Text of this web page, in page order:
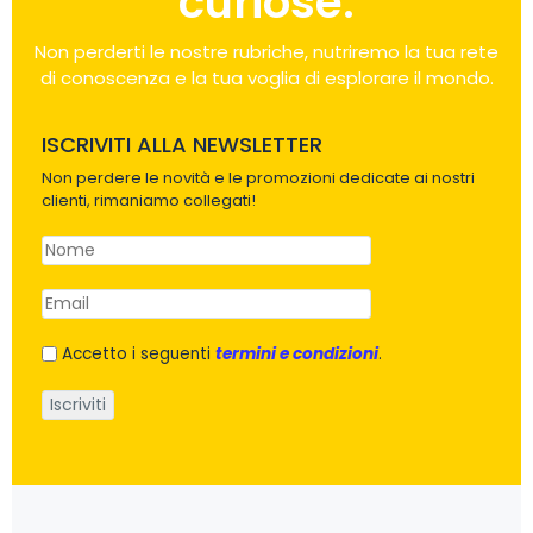
Non perderti le nostre rubriche, nutriremo la tua rete
di conoscenza e la tua voglia di esplorare il mondo.
ISCRIVITI ALLA NEWSLETTER
Non perdere le novità e le promozioni dedicate ai nostri
clienti, rimaniamo collegati!
Accetto i seguenti termini e condizioni.